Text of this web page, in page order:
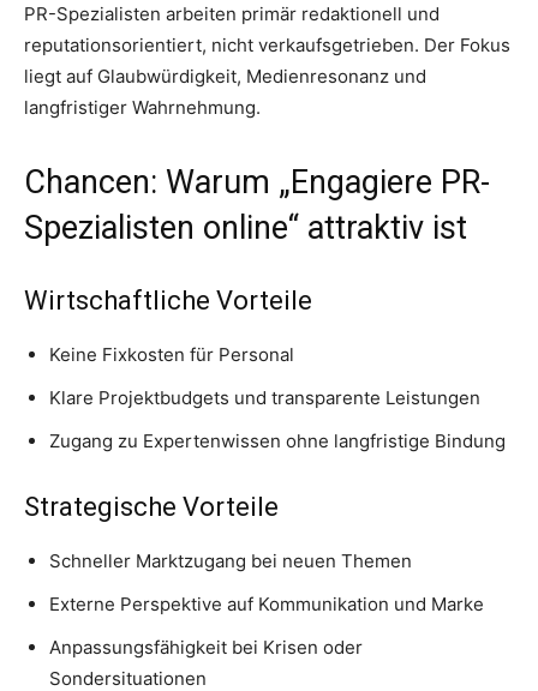
PR-Spezialisten arbeiten primär redaktionell und
reputationsorientiert, nicht verkaufsgetrieben. Der Fokus
liegt auf Glaubwürdigkeit, Medienresonanz und
langfristiger Wahrnehmung.
Chancen: Warum „Engagiere PR-
Spezialisten online“ attraktiv ist
Wirtschaftliche Vorteile
Keine Fixkosten für Personal
Klare Projektbudgets und transparente Leistungen
Zugang zu Expertenwissen ohne langfristige Bindung
Strategische Vorteile
Schneller Marktzugang bei neuen Themen
Externe Perspektive auf Kommunikation und Marke
Anpassungsfähigkeit bei Krisen oder
Sondersituationen